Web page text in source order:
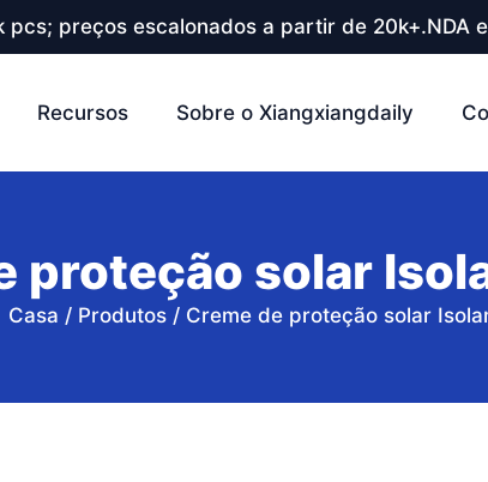
pcs; preços escalonados a partir de 20k+.NDA
Recursos Sobre o Xiangxiangdaily
proteção solar
Casa / Produtos / Creme de proteção solar